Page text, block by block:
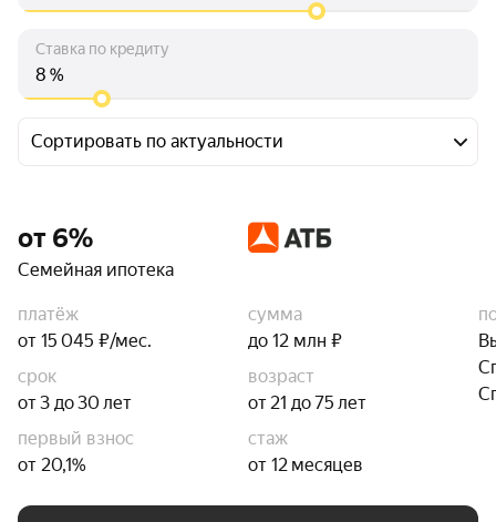
Ставка по кредиту
%
Сортировать по актуальности
от 6%
Семейная ипотека
платёж
от 15 045 ₽/мес.
сумма
до 12 млн ₽
срок
от 3 до 30 лет
возраст
от 21 до 75 лет
первый взнос
от 20,1%
стаж
от 12 месяцев